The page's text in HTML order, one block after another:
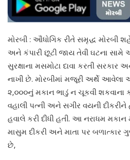
મોરબી : ઔધોગિક રીતે સમૃદ્ધ મોરબી
અને કંપારી છૂટી જાય તેવી ઘટના
સુરક્ષાના મસમોટા દાવા કરતી સરકાર
નાખી છે. મોરબીમાં મજૂરી અર્થે આવેલા
૨,૦૦૦નું મકાન ભાડું ન ચૂકવી શકવાના
વહાલી પત્ની અને સગીર વયની
હવાલે કરી દીધી હતી. આ નરાધમ મકાન
માસુમ દીકરી અને માતા પર બળાત્કાર
છે,